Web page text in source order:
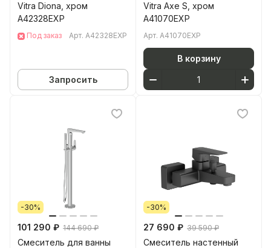
Vitra Diona, хром
A42328EXP
Под заказ Арт. A42328EXP
Запросить
Vitra Axe S, хром
A41070EXP
Арт. A41070EXP
В корзину
-30%
101 290 ₽ 144 690 ₽
Смеситель для ванны
-30%
27 690 ₽ 39 590 ₽
Смеситель настенный